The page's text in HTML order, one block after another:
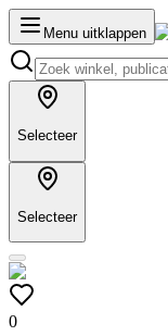
Menu uitklappen
Selecteer
Selecteer
0